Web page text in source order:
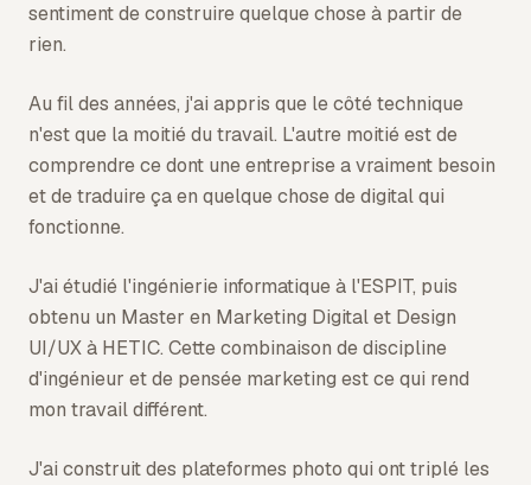
sentiment de construire quelque chose à partir de
rien.
Au fil des années, j'ai appris que le côté technique
n'est que la moitié du travail. L'autre moitié est de
comprendre ce dont une entreprise a vraiment besoin
et de traduire ça en quelque chose de digital qui
fonctionne.
J'ai étudié l'ingénierie informatique à l'ESPIT, puis
obtenu un Master en Marketing Digital et Design
UI/UX à HETIC. Cette combinaison de discipline
d'ingénieur et de pensée marketing est ce qui rend
mon travail différent.
J'ai construit des plateformes photo qui ont triplé les